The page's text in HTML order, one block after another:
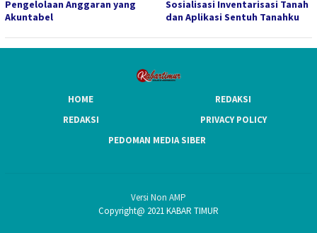
Pengelolaan Anggaran yang
Akuntabel
Sosialisasi Inventarisasi Tanah
dan Aplikasi Sentuh Tanahku
HOME
REDAKSI
REDAKSI
PRIVACY POLICY
PEDOMAN MEDIA SIBER
Versi Non AMP
Copyright@ 2021 KABAR TIMUR